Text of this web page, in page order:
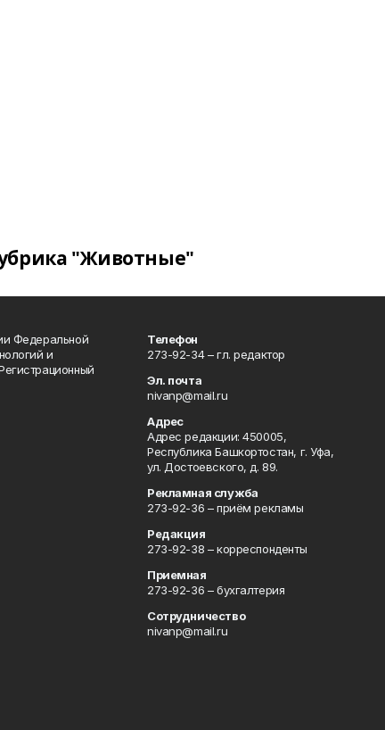
"Животные"
Федеральной
и
Телефон
273-92-34 – гл. редактор
Эл. почта
nivanp@mail.ru
Адрес
Адрес редакции: 450005,
Республика Башкортостан, г. Уфа,
ул. Достоевского, д. 89.
Рекламная служба
273-92-36 – приём рекламы
Редакция
273-92-38 – корреспонденты
Приемная
273-92-36 – бухгалтерия
Сотрудничество
nivanp@mail.ru